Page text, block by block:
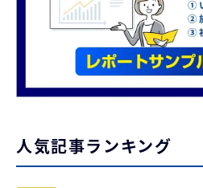
人気記事ランキング